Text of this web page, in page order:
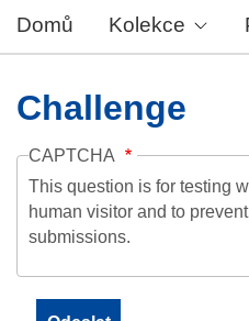
Domů Kolekce
Challenge
CAPTCHA
This question is for testing
human visitor and to
submissions.